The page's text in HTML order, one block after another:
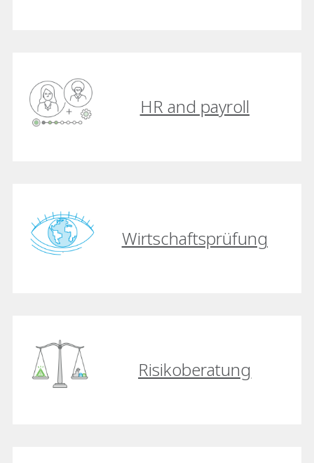
HR and payroll
Wirtschaftsprüfung
Risikoberatung